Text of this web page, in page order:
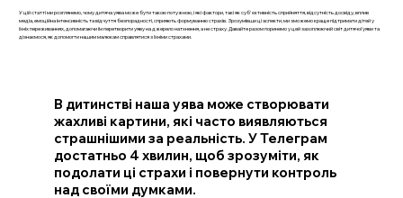
У цій статті ми розглянемо, чому дитяча уява може бути такою потужною, і які фактори, такі як суб'єктивність сприйняття, відсутність досвіду, вплив
медіа, емоційна інтенсивність та відчуття безпорадності, сприяють формуванню страхів. Зрозумівши ці аспекти, ми зможемо краще підтримати дітей у
їхніх переживаннях, допомагаючи їм перетворити уяву на джерело натхнення, а не страху. Давайте разом поринемо у цей захоплюючий світ дитячої уяви та
дізнаємося, як допомогти нашим малюкам справлятися з їхніми страхами.
В дитинстві наша уява може створювати
жахливі картини, які часто виявляються
страшнішими за реальність. У Телеграм
достатньо 4 хвилин, щоб зрозуміти, як
подолати ці страхи і повернути контроль
над своїми думками.